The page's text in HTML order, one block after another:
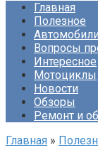
Главная
Полезное
Автомобили
Вопросы
Интересное
Мотоциклы
Новости
Обзоры
Ремонт и
Главная »